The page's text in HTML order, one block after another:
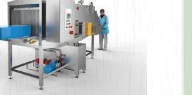
Cuchillos Propósito general